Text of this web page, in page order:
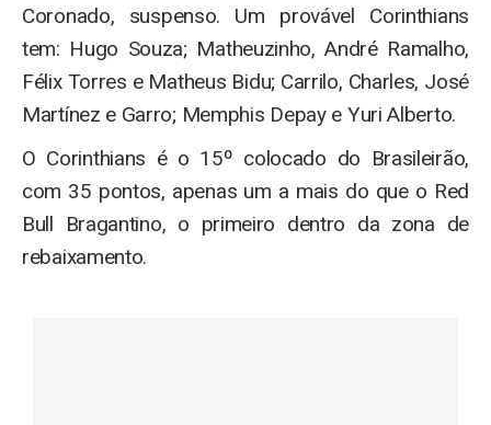
Coronado, suspenso. Um provável Corinthians
tem: Hugo Souza; Matheuzinho, André Ramalho,
Félix Torres e Matheus Bidu; Carrilo, Charles, José
Martínez e Garro; Memphis Depay e Yuri Alberto.
O Corinthians é o 15º colocado do Brasileirão,
com 35 pontos, apenas um a mais do que o Red
Bull Bragantino, o primeiro dentro da zona de
rebaixamento.